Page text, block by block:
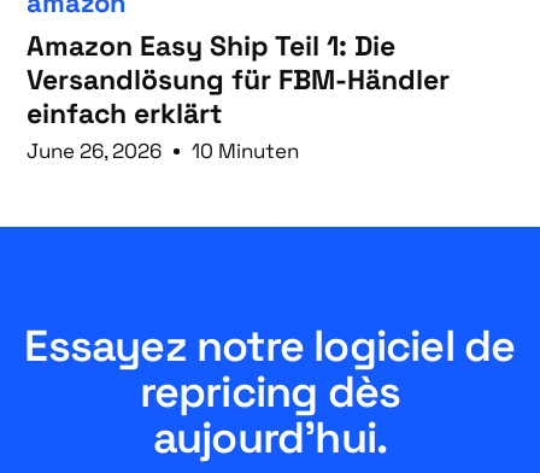
Amazon Easy Ship Teil 1: Die
Versandlösung für FBM-Händler
einfach erklärt
June 26, 2026 10 Minuten
Essayez notre logiciel de
repricing dès
aujourd'hui.